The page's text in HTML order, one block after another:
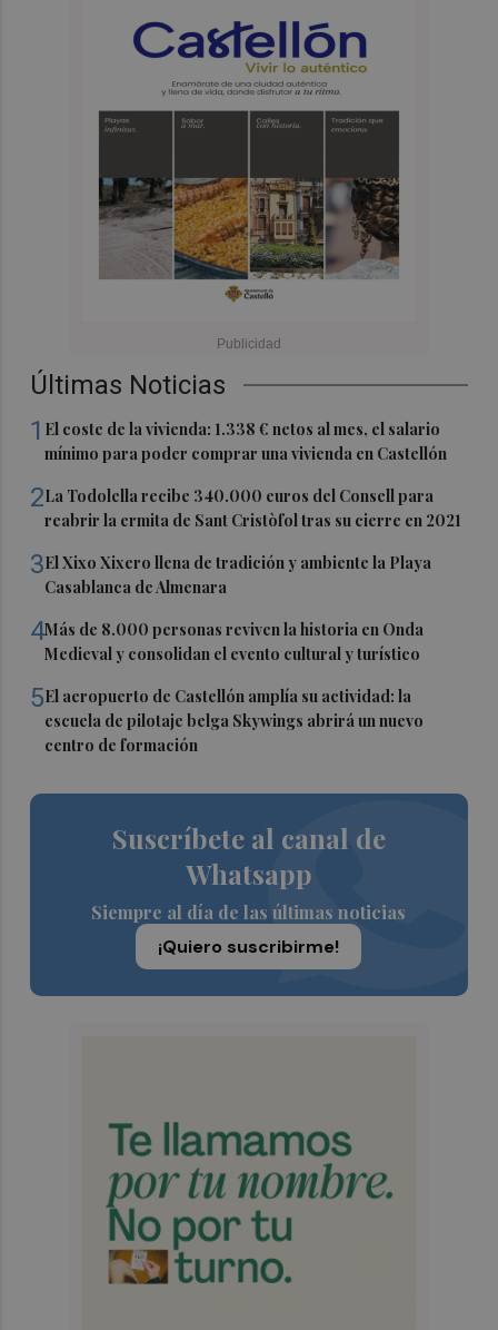
Últimas Noticias
1 El coste de la vivienda: 1.338 € netos al mes, el salario
mínimo para poder comprar una vivienda en Castellón
2La Todolella recibe 340.000 euros del Consell para
reabrir la ermita de Sant Cristòfol tras su cierre en 2021
3El Xixo Xixero llena de tradición y ambiente la Playa
Casablanca de Almenara
4Más de 8.000 personas reviven la historia en Onda
Medieval y consolidan el evento cultural y turístico
5El aeropuerto de Castellón amplía su actividad: la
escuela de pilotaje belga Skywings abrirá un nuevo
centro de formación
Suscríbete al canal de
Whatsapp
Siempre al día de las últimas noticias
¡Quiero suscribirme!